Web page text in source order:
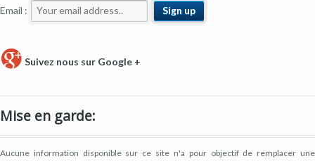
Email :
Suivez nous sur Google +
Mise en garde:
Aucune information disponible sur ce site n'a pour objectif de remplacer une